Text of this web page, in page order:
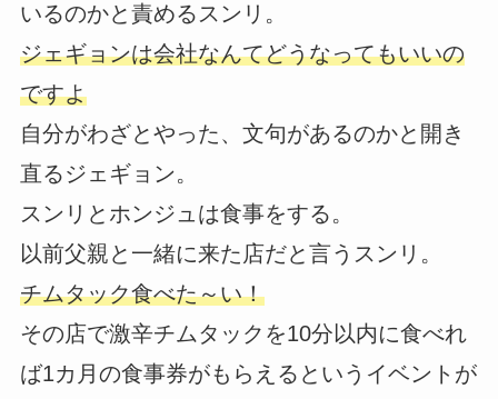
いるのかと責めるスンリ。
ジェギョンは会社なんてどうなってもいいの
ですよ
自分がわざとやった、文句があるのかと開き
直るジェギョン。
スンリとホンジュは食事をする。
以前父親と一緒に来た店だと言うスンリ。
チムタック食べた～い！
その店で激辛チムタックを10分以内に食べれ
ば1カ月の食事券がもらえるというイベントが